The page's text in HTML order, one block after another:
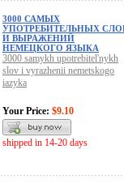
3000 САМЫХ
УПОТРЕБИТЕЛЬНЫХ
И ВЫРАЖЕНИЙ
НЕМЕЦКОГО ЯЗЫКА
3000 samykh upotrebitel'nykh
slov i vyrazhenii nemetskogo
iazyka
Your Price: $9.10
shipped in 14-20 days